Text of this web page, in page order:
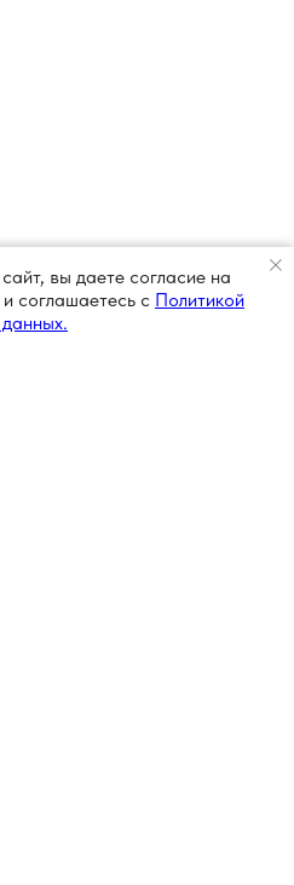
вы даете согласие на
соглашаетесь с Политикой